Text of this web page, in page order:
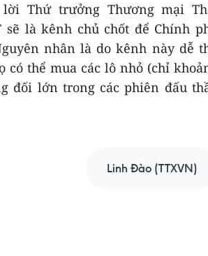
Thứ trưởng Thương mại
sẽ là kênh chủ chốt để Chính
nhân là do kênh này dễ
có thể mua các lô nhỏ (chỉ
đối lớn trong các phiên đấu
Linh Đào (TTXVN)